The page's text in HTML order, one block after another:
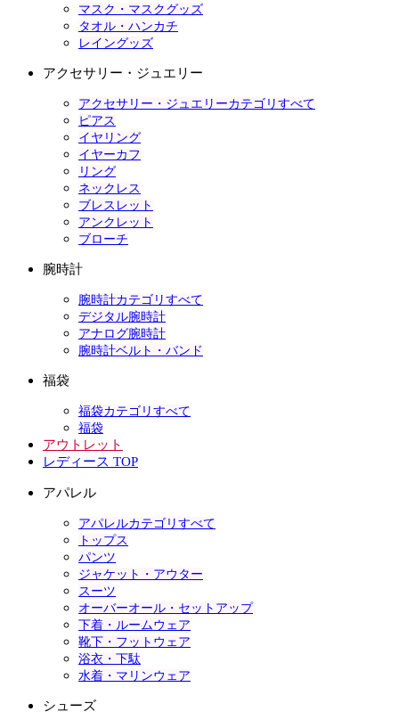
マスク・マスクグッズ
タオル・ハンカチ
レイングッズ
アクセサリー・ジュエリー
アクセサリー・ジュエリーカテゴリすべて
ピアス
イヤリング
イヤーカフ
リング
ネックレス
ブレスレット
アンクレット
ブローチ
腕時計
腕時計カテゴリすべて
デジタル腕時計
アナログ腕時計
腕時計ベルト・バンド
福袋
福袋カテゴリすべて
福袋
アウトレット
レディース TOP
アパレル
アパレルカテゴリすべて
トップス
パンツ
ジャケット・アウター
スーツ
オーバーオール・セットアップ
下着・ルームウェア
靴下・フットウェア
浴衣・下駄
水着・マリンウェア
シューズ